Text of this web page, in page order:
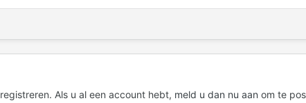
Als u al een account hebt, meld u dan nu aan om te